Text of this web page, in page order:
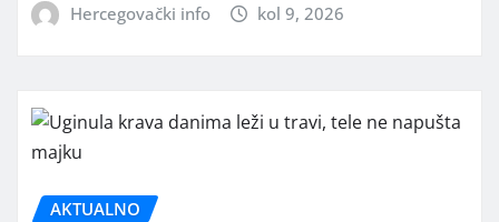
Hercegovački info kol 9, 2026
AKTUALNO